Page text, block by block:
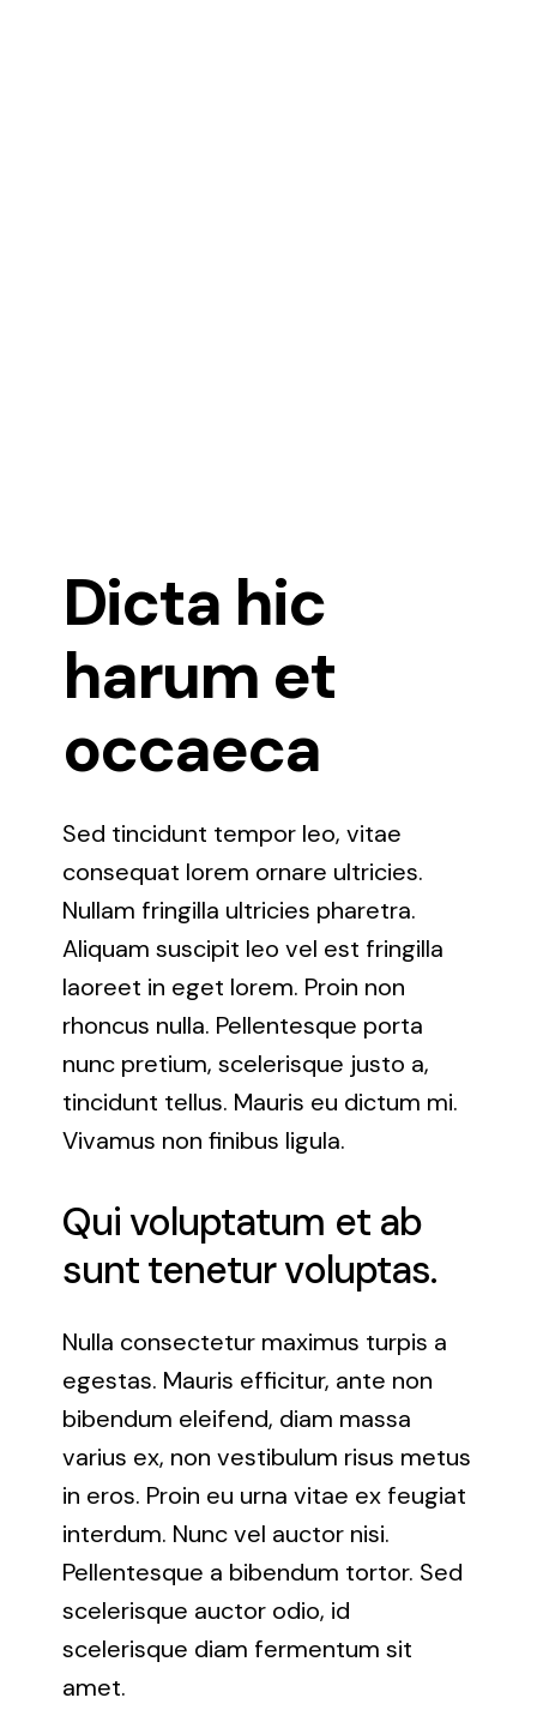
Dicta hic
harum et
occaeca
Sed tincidunt tempor leo, vitae
consequat lorem ornare ultricies.
Nullam fringilla ultricies pharetra.
Aliquam suscipit leo vel est fringilla
laoreet in eget lorem. Proin non
rhoncus nulla. Pellentesque porta
nunc pretium, scelerisque justo a,
tincidunt tellus. Mauris eu dictum mi.
Vivamus non finibus ligula.
Qui voluptatum et ab
sunt tenetur voluptas.
Nulla consectetur maximus turpis a
egestas. Mauris efficitur, ante non
bibendum eleifend, diam massa
varius ex, non vestibulum risus metus
in eros. Proin eu urna vitae ex feugiat
interdum. Nunc vel auctor nisi.
Pellentesque a bibendum tortor. Sed
scelerisque auctor odio, id
scelerisque diam fermentum sit
amet.